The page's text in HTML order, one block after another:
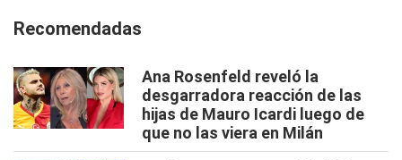
Recomendadas
Ana Rosenfeld reveló la
desgarradora reacción de las
hijas de Mauro Icardi luego de
que no las viera en Milán